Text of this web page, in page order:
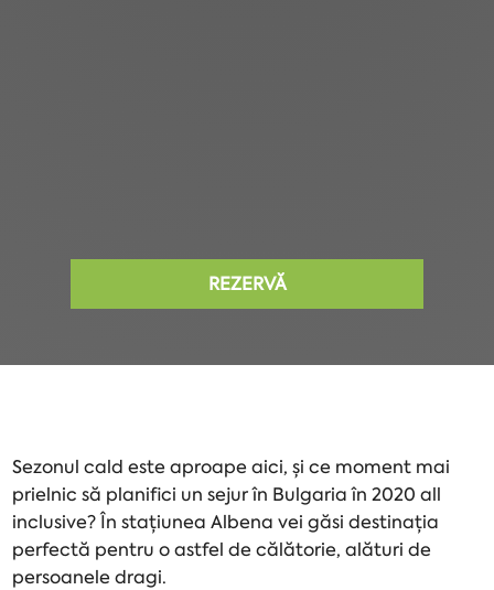
REZERVĂ
Sezonul cald este aproape aici, și ce moment mai
prielnic să planifici un sejur în Bulgaria în 2020 all
inclusive? În stațiunea Albena vei găsi destinația
perfectă pentru o astfel de călătorie, alături de
persoanele dragi.